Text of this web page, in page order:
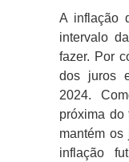
A inflação
intervalo
fazer. Por
dos juros
2024.
próxima do
mantém os
inflação